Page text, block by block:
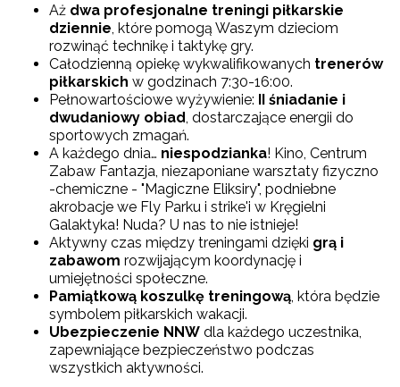
Aż dwa profesjonalne treningi piłkarskie
dziennie , które pomogą Waszym dzieciom
rozwinąć technikę i taktykę gry.
Całodzienną opiekę wykwalifikowanych trenerów
piłkarskich w godzinach 7:30-16:00.
Pełnowartościowe wyżywienie: II śniadanie i
dwudaniowy obiad , dostarczające energii do
sportowych zmagań.
A każdego dnia… niespodzianka! Kino, Centrum
Zabaw Fantazja, niezaponiane warsztaty fizyczno
-chemiczne - "Magiczne Eliksiry", podniebne
akrobacje we Fly Parku i strike'i w Kręgielni
Galaktyka! Nuda? U nas to nie istnieje!
Aktywny czas między treningami dzięki grą i
zabawom rozwijającym koordynację i
umiejętności społeczne.
Pamiątkową koszulkę treningową , która będzie
symbolem piłkarskich wakacji.
Ubezpieczenie NNW dla każdego uczestnika,
zapewniające bezpieczeństwo podczas
wszystkich aktywności.